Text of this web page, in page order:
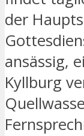
der
ansässig,
Kyllburg